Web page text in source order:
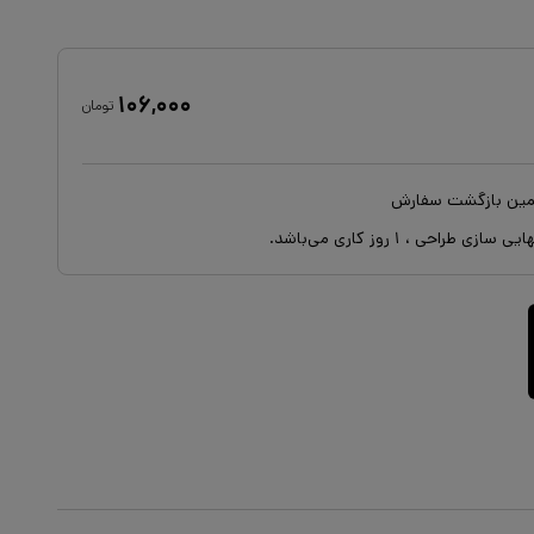
۱۰۶,۰۰۰ تومان
سازی طراحی ، ۱ روز کاری می‌باشد.